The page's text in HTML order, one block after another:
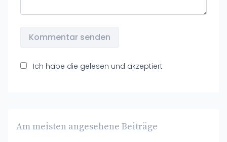
Kommentar senden
Ich habe die gelesen und akzeptiert
Am meisten angesehene Beiträge